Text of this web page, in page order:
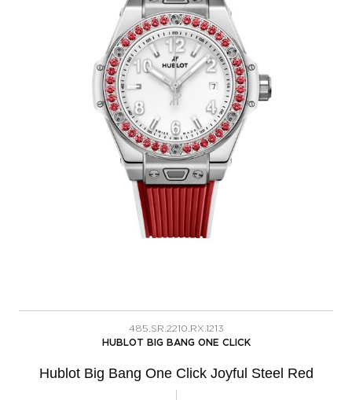
485.SR.2210.RX.1213
HUBLOT BIG BANG ONE CLICK
Hublot Big Bang One Click Joyful Steel Red